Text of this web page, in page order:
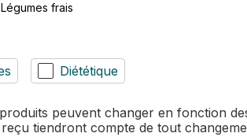
Légumes frais
Diététique
peuvent changer en fonction
tiendront compte de tout